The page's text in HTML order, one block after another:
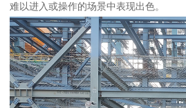
难以进入或操作的场景中表现出色。